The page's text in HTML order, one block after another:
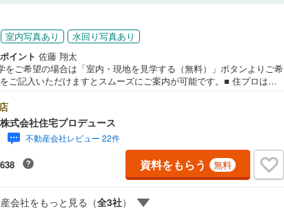
室内写真あり
水回り写真あり
イント 佐藤 翔太
をご希望の場合は「室内・現地を見学する（無料）」ボタンよりご希
ご記入いただけますとスムーズにご案内が可能です。■ 住プロは、
件情報や当社限定の物件情報も多数ご用意！お気軽にお問合せ下さ
弊社ではファイナンシャル
フによる【丁寧な資金アドバイス】【ファイナンシャルプラン提案
を随時行っております。意外に知らないお客様が多い【定年時の住
残高】【住宅購入者だけが加入できる無料の生命保険】【13年間もら
らの特別ボーナス】これから多くなる【教育費】住宅を買った後か
【住宅ローン返済】65歳以上から必要になる【老後の費用負担】住宅
式会社住宅プロデュース
不動産会社レビュー 22件
資料をもらう 無料
会社をもっと見る（全3社）
ン（1） 対面キッチン（20）
り（22） 浴室に窓あり（ 2）
ニー（0）
クローゼット